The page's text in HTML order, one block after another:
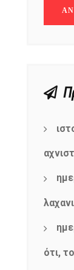
ότι,